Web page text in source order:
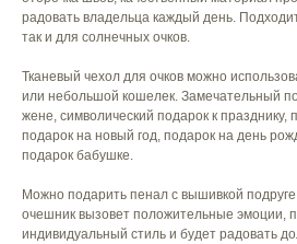
радовать владельца каждый день.
так и для солнечных очков.
Тканевый чехол для очков можно
или небольшой кошелек. Замечательный
жене, символический подарок к празднику,
подарок на новый год, подарок на день
подарок бабушке.
Можно подарить пенал с вышивкой
очешник вызовет положительные эмоции,
индивидуальный стиль и будет радовать